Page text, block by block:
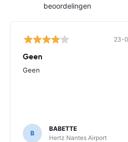
beoordelingen
23-
Geen
Geen
B
BABETTE
Hertz Nantes Airport